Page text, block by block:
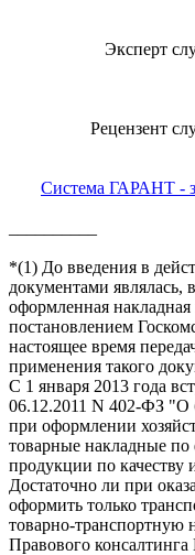
Эксперт
Рецензент
Система ГАРАНТ -
*(1) До введения в
документами являлась,
оформленная
постановлением
настоящее время
применения такого
С 1 января 2013 года
06.12.2011 N 402-ФЗ "О
при оформлении
товарные накладные
продукции по
Достаточно ли при
оформить только
товарно-
Правового